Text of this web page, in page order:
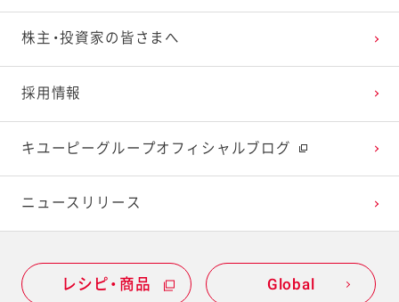
2022年1月
2021年2月
2021年1月
2020年3月
2020年2月
2020年1月
2019年4月
2019年3月
株主・投資家の皆さまへ
採用情報
キユーピーグループオフィシャルブログ
ニュースリリース
レシピ・商品 Global